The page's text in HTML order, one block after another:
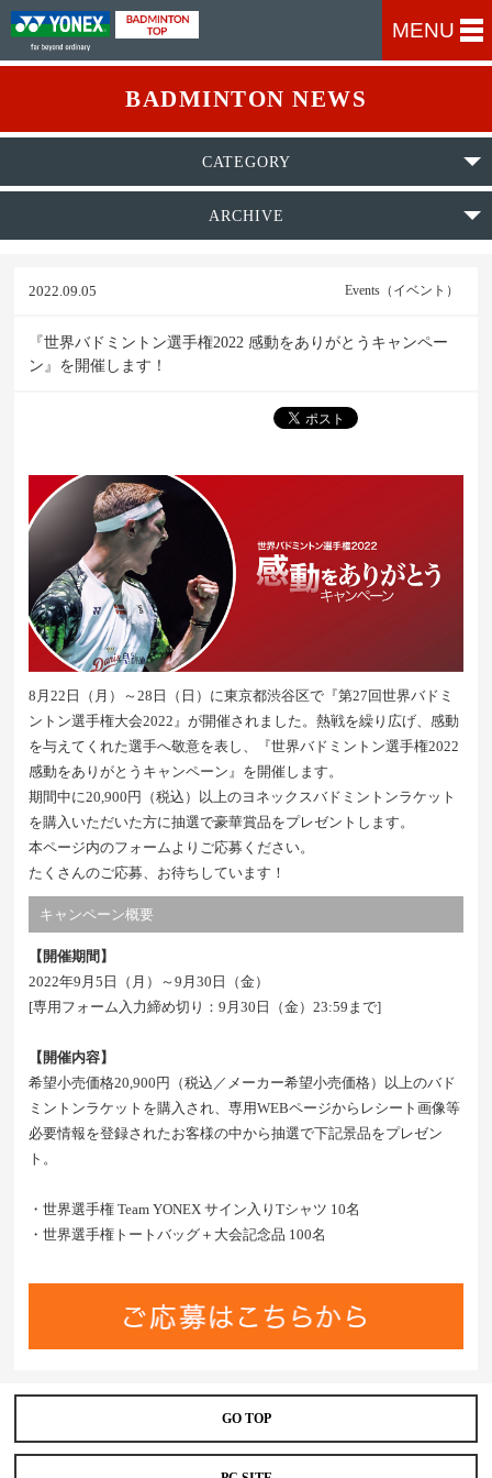
MENU
BADMINTON NEWS
CATEGORY
ARCHIVE
2022.09.05 Events（イベント）
『世界バドミントン選手権2022 感動をありがとうキャンペー
ン』を開催します！
8月22日（月）～28日（日）に東京都渋谷区で『第27回世界バドミ
ントン選手権大会2022』が開催されました。熱戦を繰り広げ、感動
を与えてくれた選手へ敬意を表し、『世界バドミントン選手権2022
感動をありがとうキャンペーン』を開催します。
期間中に20,900円（税込）以上のヨネックスバドミントンラケット
を購入いただいた方に抽選で豪華賞品をプレゼントします。
本ページ内のフォームよりご応募ください。
たくさんのご応募、お待ちしています！
キャンペーン概要
【開催期間】
2022年9月5日（月）～9月30日（金）
[専用フォーム入力締め切り：9月30日（金）23:59まで]
【開催内容】
希望小売価格20,900円（税込／メーカー希望小売価格）以上のバド
ミントンラケットを購入され、専用WEBページからレシート画像等
必要情報を登録されたお客様の中から抽選で下記景品をプレゼン
ト。
・世界選手権 Team YONEX サイン入りTシャツ 10名
・世界選手権トートバッグ＋大会記念品 100名
GO TOP